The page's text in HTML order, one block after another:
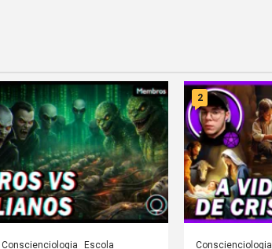
Conscienciologia Escola
2
Conscienciologia